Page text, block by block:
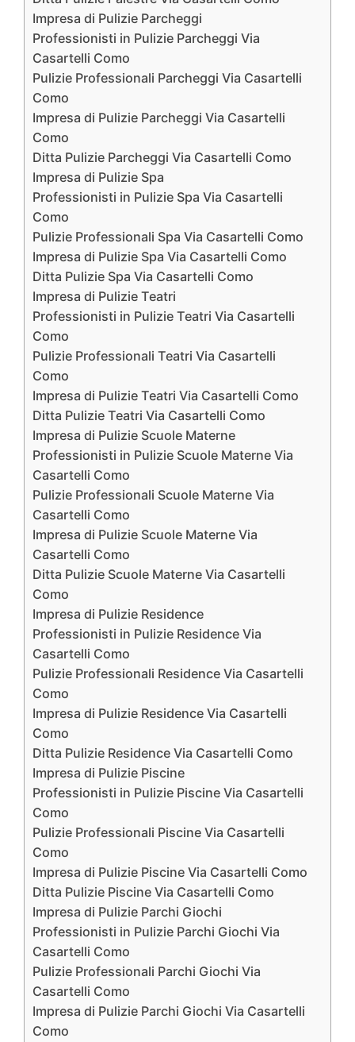
Impresa di Pulizie Parcheggi
Professionisti in Pulizie Parcheggi Via
Casartelli Como
Pulizie Professionali Parcheggi Via Casartelli
Como
Impresa di Pulizie Parcheggi Via Casartelli
Como
Ditta Pulizie Parcheggi Via Casartelli Como
Impresa di Pulizie Spa
Professionisti in Pulizie Spa Via Casartelli
Como
Pulizie Professionali Spa Via Casartelli Como
Impresa di Pulizie Spa Via Casartelli Como
Ditta Pulizie Spa Via Casartelli Como
Impresa di Pulizie Teatri
Professionisti in Pulizie Teatri Via Casartelli
Como
Pulizie Professionali Teatri Via Casartelli
Como
Impresa di Pulizie Teatri Via Casartelli Como
Ditta Pulizie Teatri Via Casartelli Como
Impresa di Pulizie Scuole Materne
Professionisti in Pulizie Scuole Materne Via
Casartelli Como
Pulizie Professionali Scuole Materne Via
Casartelli Como
Impresa di Pulizie Scuole Materne Via
Casartelli Como
Ditta Pulizie Scuole Materne Via Casartelli
Como
Impresa di Pulizie Residence
Professionisti in Pulizie Residence Via
Casartelli Como
Pulizie Professionali Residence Via Casartelli
Como
Impresa di Pulizie Residence Via Casartelli
Como
Ditta Pulizie Residence Via Casartelli Como
Impresa di Pulizie Piscine
Professionisti in Pulizie Piscine Via Casartelli
Como
Pulizie Professionali Piscine Via Casartelli
Como
Impresa di Pulizie Piscine Via Casartelli Como
Ditta Pulizie Piscine Via Casartelli Como
Impresa di Pulizie Parchi Giochi
Professionisti in Pulizie Parchi Giochi Via
Casartelli Como
Pulizie Professionali Parchi Giochi Via
Casartelli Como
Impresa di Pulizie Parchi Giochi Via Casartelli
Como